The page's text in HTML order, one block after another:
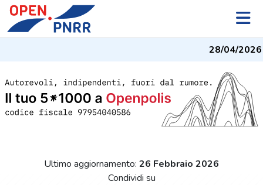
28/04/2026-
Ultimo aggiornamento: 26 Febbraio 2026
Condividi su